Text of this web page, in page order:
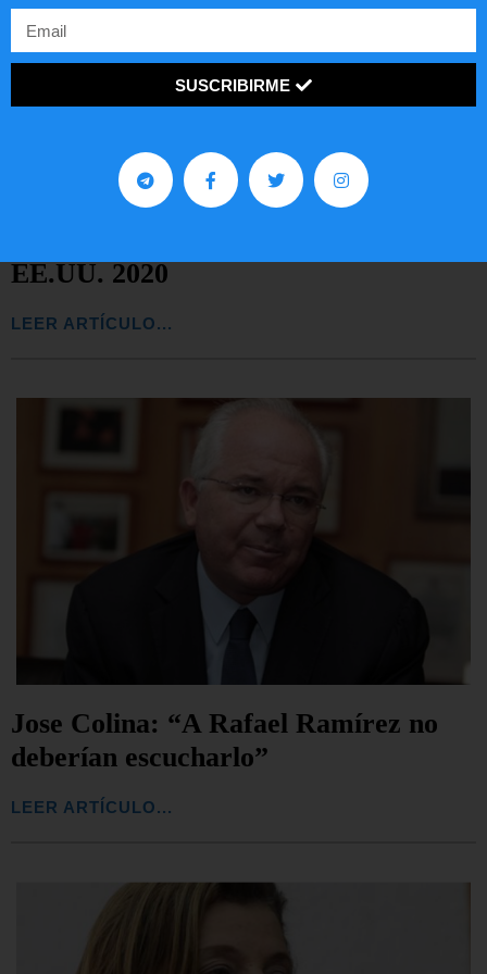
EE.UU. 2020
LEER ARTÍCULO...
Jose Colina: “A Rafael Ramírez no
deberían escucharlo”
LEER ARTÍCULO...
SUSCRIBIRME